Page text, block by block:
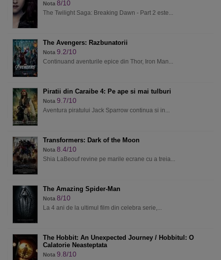
Nota 8/10
The Twilight Saga: Breaking Dawn - Part 2 este...
The Avengers: Razbunatorii
Nota 9.2/10
Continuand aventurile epice din Thor, Iron Man...
Piratii din Caraibe 4: Pe ape si mai tulburi
Nota 9.7/10
Aventura piratului Jack Sparrow continua si in...
Transformers: Dark of the Moon
Nota 8.4/10
Shia LaBeouf revine pe marile ecrane cu a treia...
The Amazing Spider-Man
Nota 8/10
La 4 ani de la ultimul film din celebra serie,...
The Hobbit: An Unexpected Journey / Hobbitul: O
Calatorie Neasteptata
Nota 9.8/10